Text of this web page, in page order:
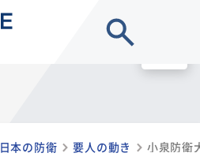
日本の防衛 要人の動き